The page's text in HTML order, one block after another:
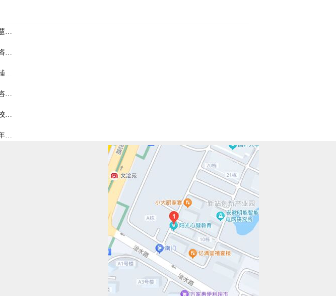
广西壮族自治区**职业院校建设智慧校园心理咨询室
四川省西昌市**区戒毒所建成心理咨询室
山东省​潍坊市**学院建设校园心理辅导中心
江西省宜春市**综治中心完成心理咨询室建设
广西壮族自治区南宁市**大学建成校园心理咨询室
广东省茂名市**学校规划建设未成年人辅导中心